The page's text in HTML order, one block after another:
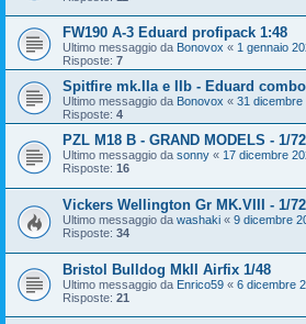
FW190 A-3 Eduard profipack 1:48
Ultimo messaggio da Bonovox « 1 gennaio
Risposte: 7
Spitfire mk.IIa e IIb - Eduard
Ultimo messaggio da Bonovox « 31 dicembre
Risposte: 4
PZL M18 B - GRAND MODELS - 1/72
Ultimo messaggio da sonny « 17 dicembre
Risposte: 16
Vickers Wellington Gr MK.VIII - 1/
Ultimo messaggio da washaki « 9 dicembre
Risposte: 34
Bristol Bulldog MkII Airfix 1/48
Ultimo messaggio da Enrico59 « 6 dicembre
Risposte: 21